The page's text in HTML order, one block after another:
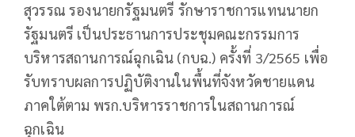
สุวรรณ รองนายกรัฐมนตรี รักษาราชการแทนนายก
รัฐมนตรี เป็นประธานการประชุมคณะกรรมการ
บริหารสถานการณ์ฉุกเฉิน (กบฉ.) ครั้งที่ 3/2565 เพื่อ
รับทราบผลการปฏิบัติงานในพื้นที่จังหวัดชายแดน
ภาคใต้ตาม พรก.บริหารราชการในสถานการณ์
ฉุกเฉิน